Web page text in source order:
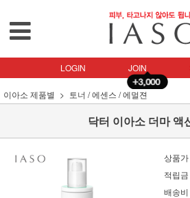
LOGIN JOIN
이아소 제품별 토너 / 에센스 / 에멀젼
닥터 이아소 더마 액
상품가
적립금
배송비